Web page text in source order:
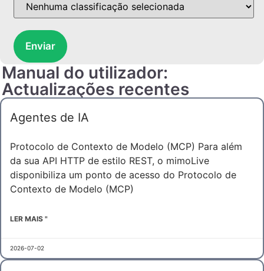
Enviar
Manual do utilizador:
Actualizações recentes
Agentes de IA
Protocolo de Contexto de Modelo (MCP) Para além
da sua API HTTP de estilo REST, o mimoLive
disponibiliza um ponto de acesso do Protocolo de
Contexto de Modelo (MCP)
LER MAIS "
2026-07-02